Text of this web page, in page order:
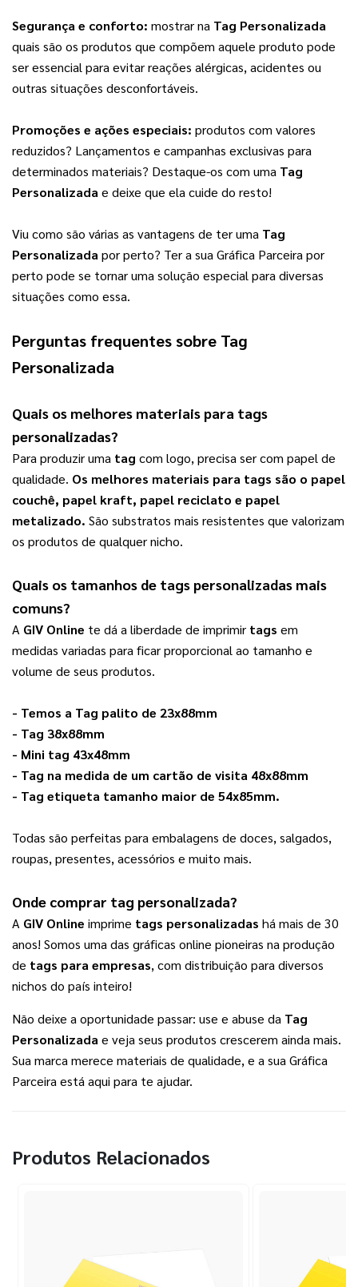
Segurança e conforto: mostrar na Tag Personalizada
quais são os produtos que compõem aquele produto pode
ser essencial para evitar reações alérgicas, acidentes ou
outras situações desconfortáveis.
Promoções e ações especiais: produtos com valores
reduzidos? Lançamentos e campanhas exclusivas para
determinados materiais? Destaque-os com uma Tag
Personalizada e deixe que ela cuide do resto!
Viu como são várias as vantagens de ter uma Tag
Personalizada por perto? Ter a sua Gráfica Parceira por
perto pode se tornar uma solução especial para diversas
situações como essa.
Perguntas frequentes sobre Tag
Personalizada
Quais os melhores materiais para tags
personalizadas?
Para produzir uma tag com logo, precisa ser com papel de
qualidade. Os melhores materiais para tags são o papel
couchê, papel kraft, papel reciclato e papel
metalizado. São substratos mais resistentes que valorizam
os produtos de qualquer nicho.
Quais os tamanhos de tags personalizadas mais
comuns?
A GIV Online te dá a liberdade de imprimir tags em
medidas variadas para ficar proporcional ao tamanho e
volume de seus produtos.
- Temos a Tag palito de 23x88mm
- Tag 38x88mm
- Mini tag 43x48mm
- Tag na medida de um cartão de visita 48x88mm
- Tag etiqueta tamanho maior de 54x85mm.
Todas são perfeitas para embalagens de doces, salgados,
roupas, presentes, acessórios e muito mais.
Onde comprar tag personalizada?
A GIV Online imprime tags personalizadas há mais de 30
anos! Somos uma das gráficas online pioneiras na produção
de tags para empresas, com distribuição para diversos
nichos do país inteiro!
Não deixe a oportunidade passar: use e abuse da Tag
Personalizada e veja seus produtos crescerem ainda mais.
Sua marca merece materiais de qualidade, e a sua Gráfica
Parceira está aqui para te ajudar.
Produtos Relacionados